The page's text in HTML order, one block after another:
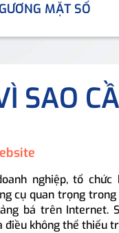
MẶT SỐ
SAO
nghiệp, tổ
cụ quan trọng
bá trên Internet.
điều không thể thiếu